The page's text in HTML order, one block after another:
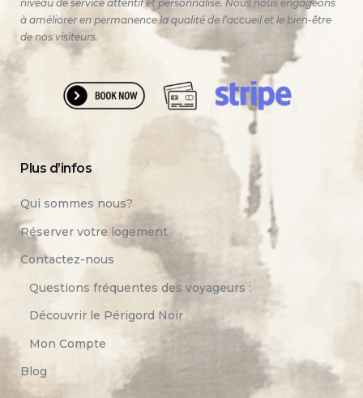
niveau de service attentif et personnalisé. Nous nous engageons
à améliorer en permanence la qualité de l’accueil et le bien-être
de nos visiteurs.
Plus d’infos
Qui sommes nous?
Réserver votre logement
Contactez-nous
Questions fréquentes des voyageurs :
Découvrir le Périgord Noir
Mon Compte
Blog